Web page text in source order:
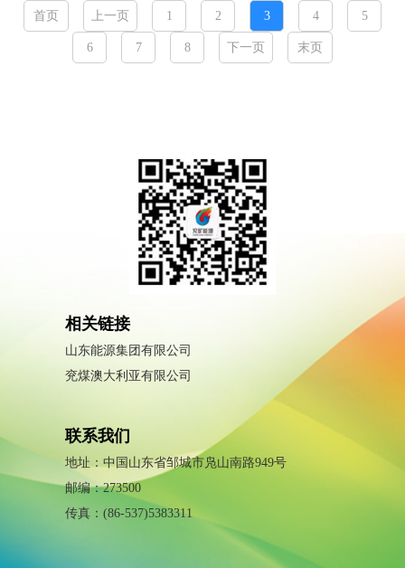
首页 上一页 1 2 3 4 5
6 7 8 下一页 末页
相关链接
山东能源集团有限公司
兖煤澳大利亚有限公司
联系我们
地址：中国山东省邹城市凫山南路949号
邮编：273500
传真：(86-537)5383311